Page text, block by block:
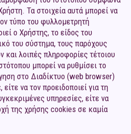
Τα στοιχεία αυτά μπορεί να
τύπο του φυλλομετρητή
ο Χρήστης, το είδος του
του σύστημα, τους παρόχους
και λοιπές πληροφορίες τέτοιου
μπορεί να ρυθμίσει το
στο Διαδίκτυο (web browser)
να τον προειδοποιεί για τη
υπηρεσίες, είτε να
της χρήσης cookies σε καμία